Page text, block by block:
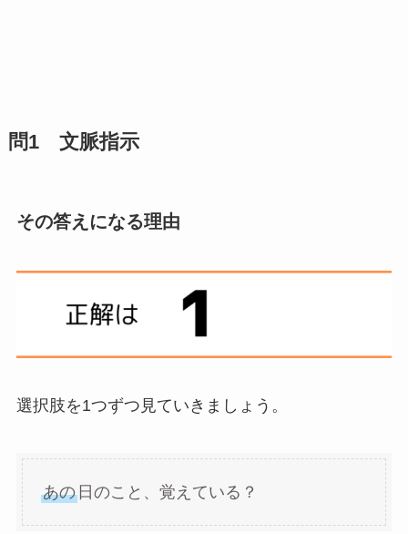
問1 文脈指示
その答えになる理由
選択肢を1つずつ見ていきましょう。
あの日のこと、覚えている？